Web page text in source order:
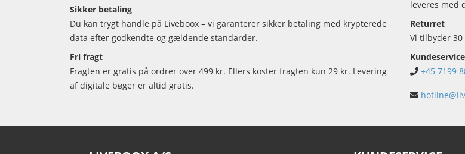
Sikker betaling
Du kan trygt handle på Liveboox – vi garanterer sikker betaling med krypterede
data efter godkendte og gældende standarder.
Fri fragt
Fragten er gratis på ordrer over 499 kr. Ellers koster fragten kun 29 kr. Levering
af digitale bøger er altid gratis.
leveres med
Returret
Vi tilbyder
Kundeservice
+45 7199